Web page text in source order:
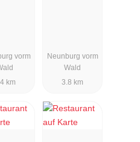
vorm
km
Neunburg vorm
Wald
3.8 km